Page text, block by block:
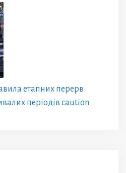
етапних перерв
періодів caution